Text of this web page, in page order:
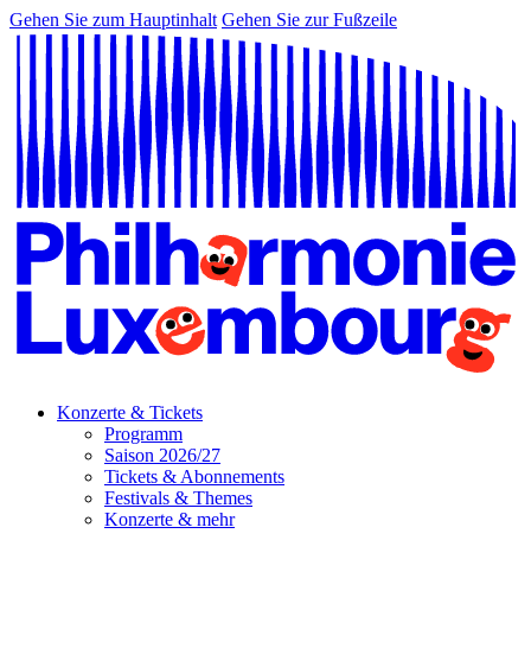
Gehen Sie zum Hauptinhalt Gehen Sie zur Fußzeile
Konzerte & Tickets
Programm
Saison 2026/27
Tickets & Abonnements
Festivals & Themes
Konzerte & mehr